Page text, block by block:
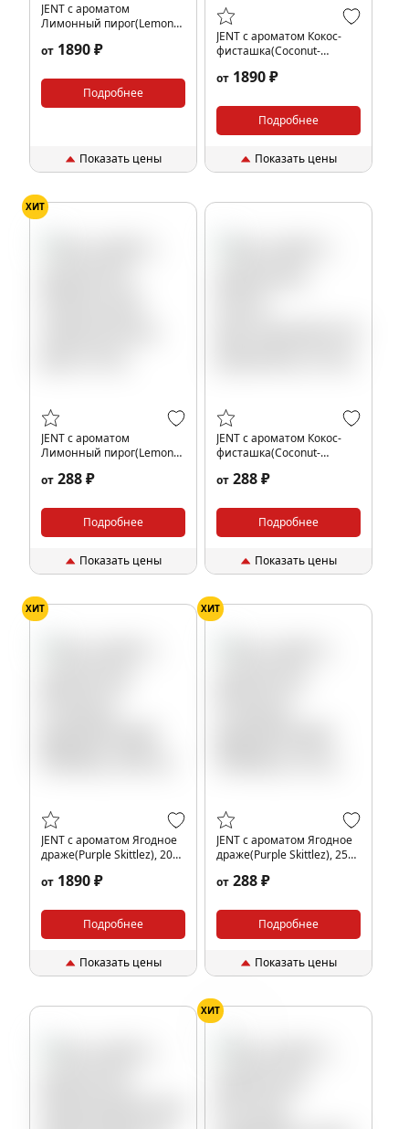
JENT с ароматом
Лимонный пирог(Lemon
от 1890 ₽
Подробнее
Показать цены
JENT с ароматом Кокос-
фисташка(Coconut-
от 1890 ₽
Подробнее
Показать цены
ХИТ
JENT с ароматом
Лимонный пирог(Lemon
от 288 ₽
Подробнее
Показать цены
JENT с ароматом Кокос-
фисташка(Coconut-
от 288 ₽
Подробнее
Показать цены
ХИТ
JENT с ароматом Ягодное
драже(Purple Skittlez), 200
от 1890 ₽
Подробнее
Показать цены
ХИТ
JENT с ароматом Ягодное
драже(Purple Skittlez), 25
от 288 ₽
Подробнее
Показать цены
ХИТ